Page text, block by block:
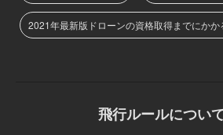
2021年最新版ドローンの資格取得までにかか
飛行ルールについ